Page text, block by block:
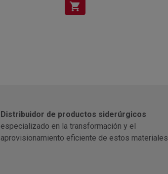
shopping_cart
Distribuidor de productos siderúrgicos
especializado en la transformación y el
aprovisionamiento eficiente de estos materiales.